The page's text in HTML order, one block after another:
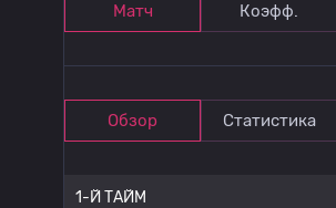
Матч Коэфф.
Обзор Статистика
1-Й ТАЙМ